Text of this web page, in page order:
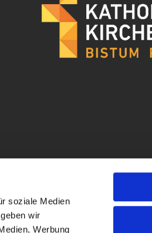
soziale Medien
wir
Werbung